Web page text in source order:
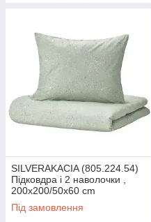
SILVERAKACIA (805.224.54)
Підковдра і 2 наволочки ,
200x200/50x60 cm
Під замовлення